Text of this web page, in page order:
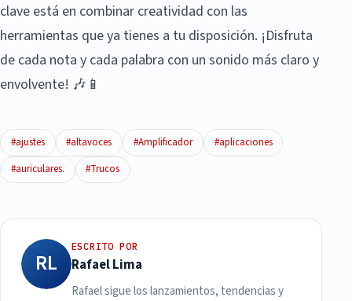
clave está en combinar creatividad con las
herramientas que ya tienes a tu disposición. ¡Disfruta
de cada nota y cada palabra con un sonido más claro y
envolvente! 🎶📱
#ajustes #altavoces #Amplificador
#aplicaciones
#auriculares.
#Trucos
RL
ESCRITO POR
Rafael Lima
Rafael sigue los lanzamientos, tendencias y